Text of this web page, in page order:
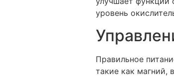
уровень
Правильное
такие как магний,